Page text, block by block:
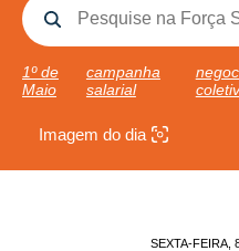
1º de
Maio
campanha
salarial
Imagem do dia
SEXTA-FEIRA,